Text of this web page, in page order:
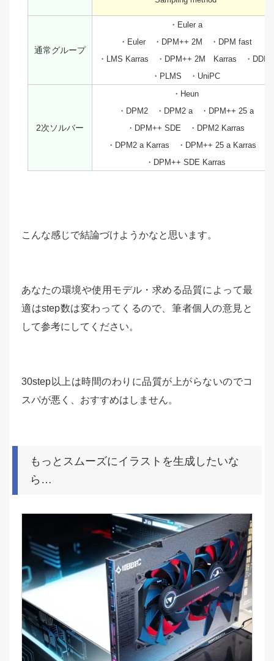
通常グループ
・Euler a
・Euler ・DPM++ 2M ・DPM fast
・LMS Karras ・DPM++ 2M Karras ・DDIM
・PLMS ・UniPC
2次ソルバー
・Heun
・DPM2 ・DPM2 a ・DPM++ 25 a
・DPM++ SDE ・DPM2 Karras
・DPM2 a Karras ・DPM++ 25 a Karras
・DPM++ SDE Karras
こんな感じで結論づけようかなと思います。
あなたの環境や使用モデル・求める品質によって最
適はstep数は変わってくるので、筆者個人の意見と
して参考にしてください。
30step以上は時間のわりに品質が上がらないのでコ
スパが悪く、おすすめはしません。
もっとスムーズにイラストを生成したいな
ら…